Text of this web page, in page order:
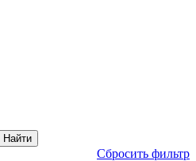
Сбросить фильтр